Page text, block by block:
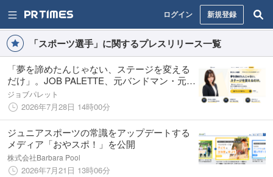
ログイン 新規登録
「スポーツ選手」に関するプレスリリース一覧
「夢を諦めたんじゃない、ステージを変える
だけ」。JOB PALETTE、元バンドマン・元芸
人が担当する20代専門の転職支援「夢のあと
の転職」を正式リリース
ジョブパレット
2026年7月28日 14時00分
ジュニアスポーツの常識をアップデートする
メディア「おやスポ！」を公開
株式会社Barbara Pool
2026年7月21日 13時06分